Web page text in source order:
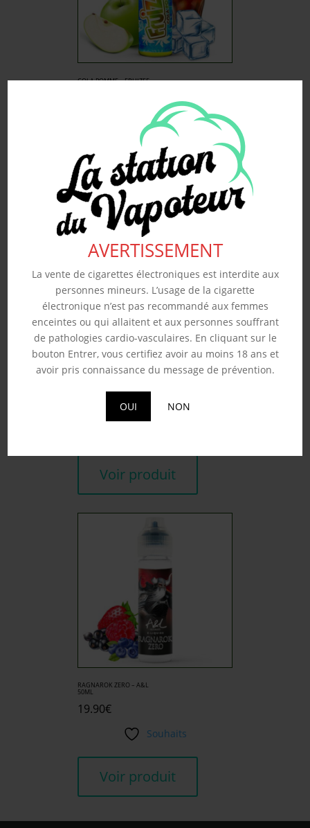
AVERTISSEMENT
La vente de cigarettes électroniques est interdite aux
personnes mineurs. L’usage de la cigarette
électronique n’est pas recommandé aux femmes
enceintes ou qui allaitent et aux personnes souffrant
de pathologies cardio-vasculaires. En cliquant sur le
bouton Entrer, vous certifiez avoir au moins 18 ans et
avoir pris connaissance du message de prévention.
OUI NON
COLA POMME – FRUIZEE
Souhaits
Voir produit
FRESH’ – FRUIZEE 50ML
Voir produit
RAGNAROK ZERO – A&L
50ML
19.90€
Souhaits
Voir produit